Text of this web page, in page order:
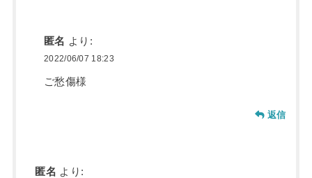
匿名 より:
2022/06/07 18:23
ご愁傷様
返信
匿名 より: